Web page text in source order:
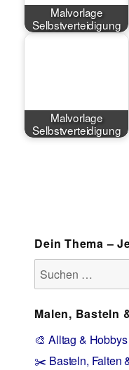
Malvorlage
Selbstverteidigung
Malvorlage
Selbstverteidigung
Dein Thema –
Suchen
nach:
Malen, Basteln
🎨 Alltag & Hobbys
✂️ Basteln, Falten